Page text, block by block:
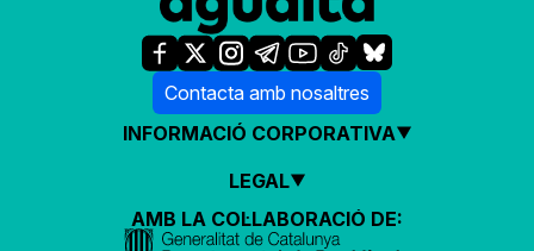
Contacta amb nosaltres
INFORMACIÓ CORPORATIVA
LEGAL
AMB LA COL·LABORACIÓ DE: